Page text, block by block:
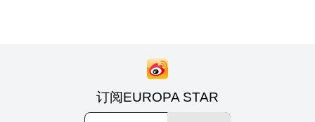
订阅EUROPA STAR